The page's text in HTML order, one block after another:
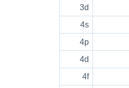
3d
4s
4p
4d
4f